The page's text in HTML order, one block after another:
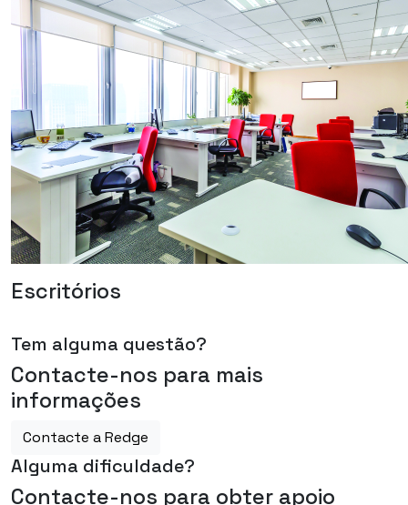
Escritórios
Tem alguma questão?
Contacte-nos para mais
informações
Contacte a Redge
Alguma dificuldade?
Contacte-nos para obter apoio